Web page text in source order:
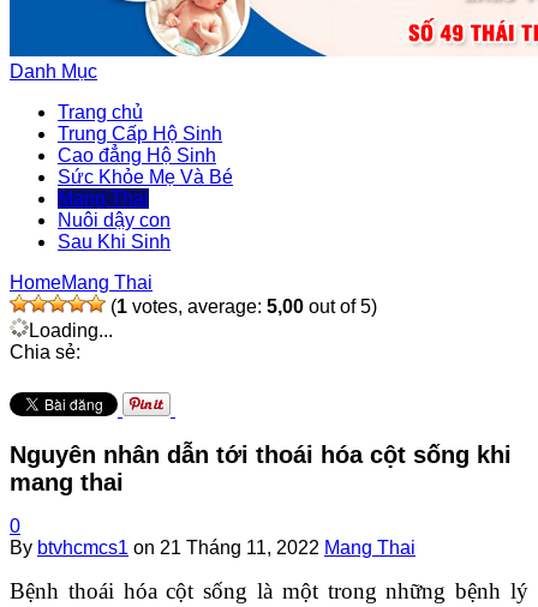
Danh Mục
Trang chủ
Trung Cấp Hộ Sinh
Cao đẳng Hộ Sinh
Sức Khỏe Mẹ Và Bé
Mang Thai
Nuôi dậy con
Sau Khi Sinh
HomeMang Thai
(1 votes, average: 5,00 out of 5)
Loading...
Chia sẻ:
Nguyên nhân dẫn tới thoái hóa cột sống khi
mang thai
0
By btvhcmcs1 on 21 Tháng 11, 2022 Mang Thai
Bệnh thoái hóa cột sống là một trong những bệnh lý